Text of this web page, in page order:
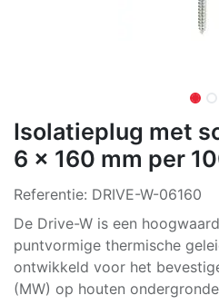
Isolatieplug met
6 x 160 mm per
Referentie: DRIVE-W-06160
De Drive-W is een
puntvormige thermische
ontwikkeld voor het
(MW) op houten